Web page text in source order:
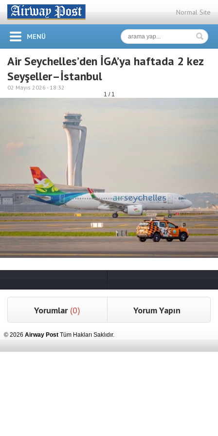
Normal Site
MENÜ
Air Seychelles’den İGA’ya haftada 2 kez
Seyşeller–İstanbul
02 Mayıs 2026 - 18:32
1 / 1
Yorumlar (0) Yorum Yapın
© 2026 Airway Post Tüm Hakları Saklıdır.